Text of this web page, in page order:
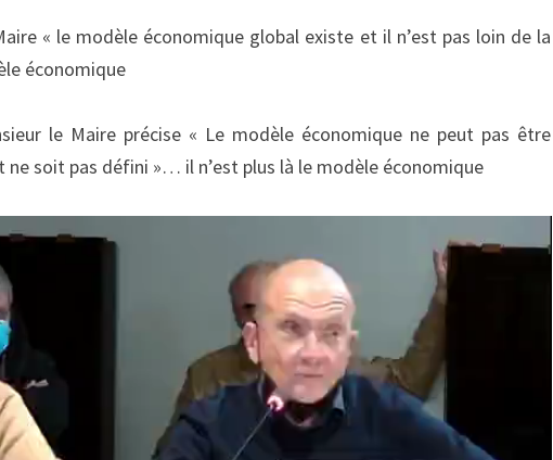
« le modèle économique global existe et il n’est pas loin de la
économique
le Maire précise « Le modèle économique ne peut pas être
soit pas défini »… il n’est plus là le modèle économique